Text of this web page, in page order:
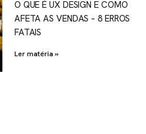
O QUE É UX DESIGN E COMO
AFETA AS VENDAS – 8 ERROS
FATAIS
Ler matéria »